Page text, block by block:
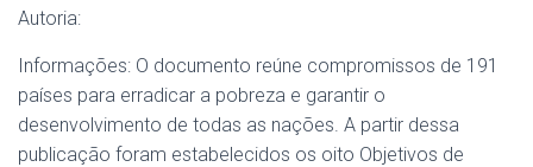
Autoria:
Informações: O documento reúne compromissos de 191
países para erradicar a pobreza e garantir o
desenvolvimento de todas as nações. A partir dessa
publicação foram estabelecidos os oito Objetivos de